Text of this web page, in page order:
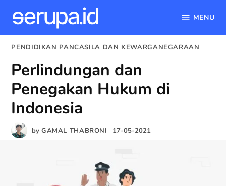
content
MENU
POSTED
PENDIDIKAN PANCASILA DAN KEWARGANEGARAAN
Perlindungan dan
Penegakan Hukum di
Indonesia
by GAMAL THABRONI 17-05-2021